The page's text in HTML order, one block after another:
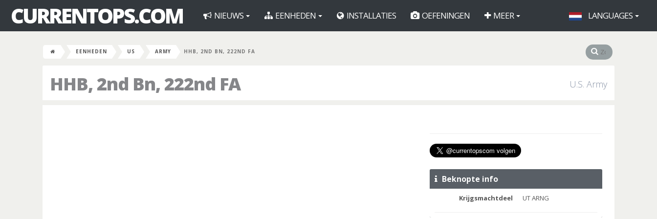
CURRENTOPS.COM NIEUWS EENHEDEN INSTALLATIES OEFENINGEN MEER LANGUAGES
EENHEDEN US ARMY HHB, 2ND BN, 222ND FA
HHB, 2nd Bn, 222nd FA U.S. Army
Beknopte info
Krijgsmachtdeel UT ARNG